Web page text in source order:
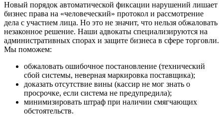
Новый порядок автоматической фиксации нарушений лишает
бизнес права на «человеческий» протокол и рассмотрение
дела с участием лица. Но это не значит, что нельзя обжаловать
незаконное решение. Наши адвокаты специализируются на
административных спорах и защите бизнеса в сфере торговли.
Мы поможем:
обжаловать ошибочное постановление (технический
сбой системы, неверная маркировка поставщика);
доказать отсутствие вины (кассир не мог знать о
просрочке, если система не предупредила);
минимизировать штраф при наличии смягчающих
обстоятельств.